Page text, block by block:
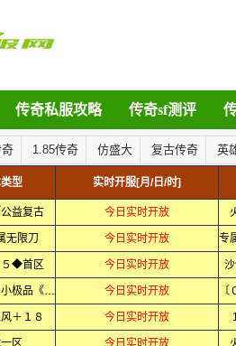
传奇私服攻略 传奇sf测评
奇 1.85传奇 仿盛大 复古传奇 英
型 实时开服[月/日/时]
益复古 今日实时开放
无限刀 今日实时开放
◆首区 今日实时开放
免费元素〃小极品《全网独家》 今日实时开放
＋１８ 今日实时开放
区 今日实时开放